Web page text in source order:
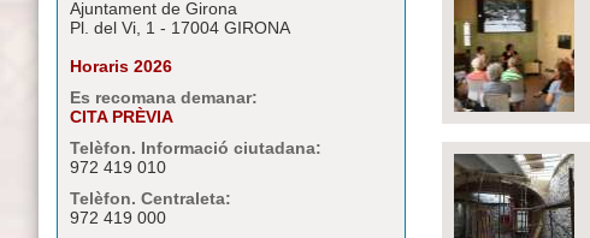
Ajuntament de Girona
Pl. del Vi, 1 - 17004 GIRONA
Horaris 2026
Es recomana demanar:
CITA PRÈVIA
Telèfon. Informació ciutadana:
972 419 010
Telèfon. Centraleta:
972 419 000